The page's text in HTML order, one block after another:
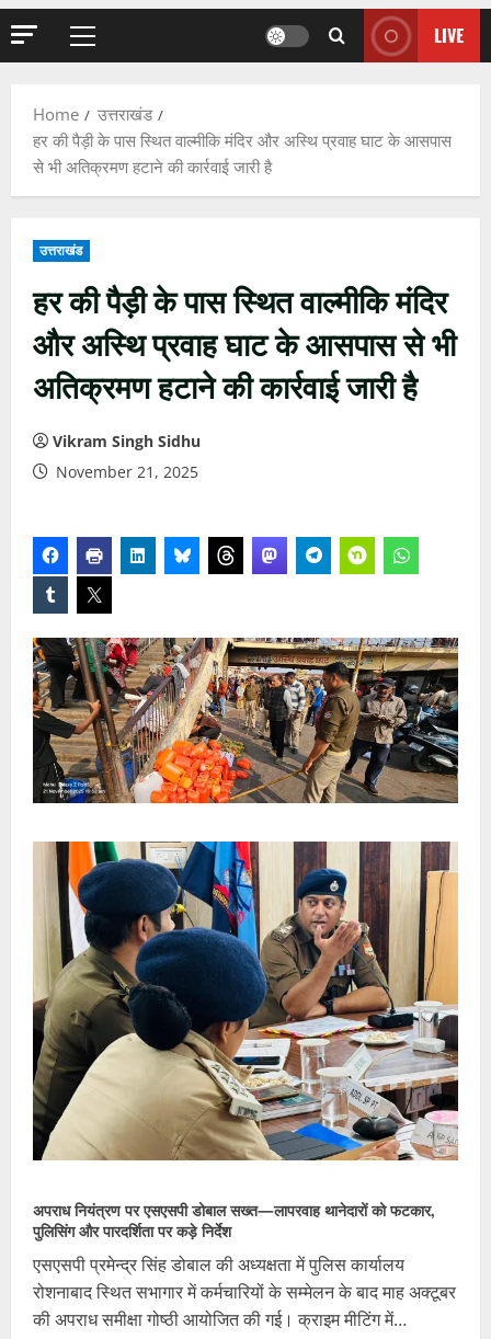
Primary
LIVE
Home
उत्तराखंड
हर की पैड़ी के पास स्थित वाल्मीकि मंदिर और अस्थि प्रवाह घाट के आसपास
से भी अतिक्रमण हटाने की कार्रवाई जारी है
उत्तराखंड
हर की पैड़ी के पास स्थित वाल्मीकि मंदिर
और अस्थि प्रवाह घाट के आसपास से भी
अतिक्रमण हटाने की कार्रवाई जारी है
Vikram Singh Sidhu
November 21, 2025
अपराध नियंत्रण पर एसएसपी डोबाल सख्त—लापरवाह थानेदारों को फटकार,
पुलिसिंग और पारदर्शिता पर कड़े निर्देश
एसएसपी प्रमेन्द्र सिंह डोबाल की अध्यक्षता में पुलिस कार्यालय
रोशनाबाद स्थित सभागार में कर्मचारियों के सम्मेलन के बाद माह अक्टूबर
की अपराध समीक्षा गोष्ठी आयोजित की गई। क्राइम मीटिंग में…